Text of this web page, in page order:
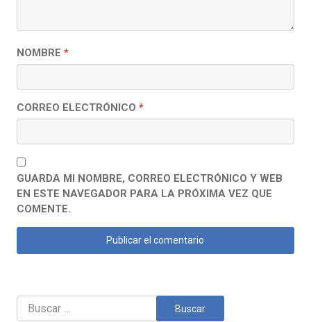
NOMBRE *
CORREO ELECTRÓNICO *
GUARDA MI NOMBRE, CORREO ELECTRÓNICO Y WEB
EN ESTE NAVEGADOR PARA LA PRÓXIMA VEZ QUE
COMENTE.
Buscar: